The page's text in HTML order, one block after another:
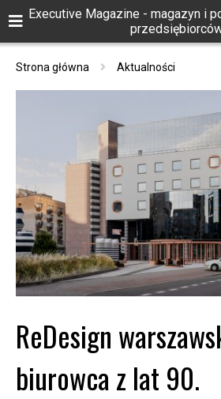
Executive Magazine - magazyn i
Strona główna Aktualności
ReDesign
biurowca z lat 90.